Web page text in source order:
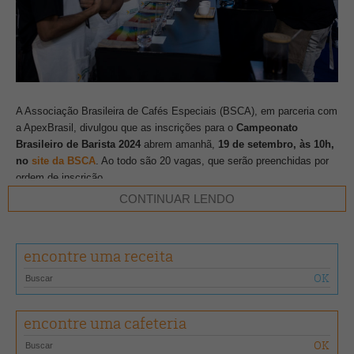
A Associação Brasileira de Cafés Especiais (BSCA), em parceria com
a ApexBrasil, divulgou que as inscrições para o Campeonato
Brasileiro de Barista 2024 abrem amanhã, 19 de setembro, às 10h,
no site da BSCA. Ao todo são 20 vagas, que serão preenchidas por
ordem de inscrição.
Neste ano, a competição acontecerá durante aSemana Internacional
vencedor desta edição representará o Brasil no Mundial de Barista,
marcado para 17 a 21 de outubro de 2025, em Milão, na Itália.
A disputa
Os competidores têm 15 minutos para se apresentar e preparar quatro
espressos, quatro bebidas com leite vaporizado e quatro drinques de
CONTINUAR LENDO
encontre uma receita
encontre uma cafeteria